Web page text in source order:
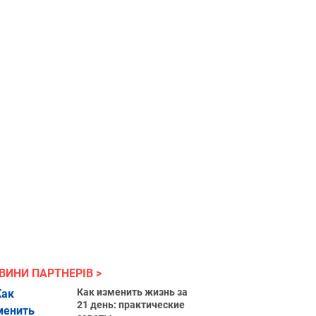
ПАРТНЕРІВ
Как изменить жизнь за
21 день: практические